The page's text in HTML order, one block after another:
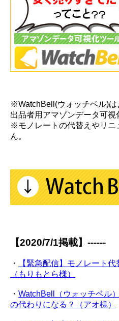
※WatchBell(ウォッチベル)
出品者用アマゾンデータ可視
※モノレートの代替えやリニ
ん。
【2020/7/1掲載】------
・
【緊急配信】モノレート
（もりもとら様）
・ WatchBell（ウォッチベル
の代わりになる？（アオ様）